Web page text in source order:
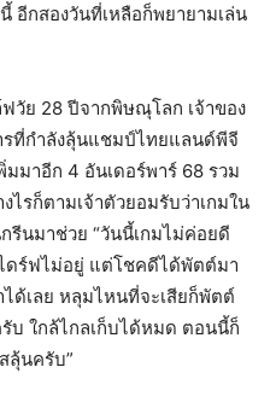
อีกสองวันที่เหลือก็พยายามเล่น
วัย 28 ปีจากพิษณุโลก เจ้าของ
ที่กำลังลุ้นแชมป์ไทยแลนด์พีจี
มมาอีก 4 อันเดอร์พาร์ 68 รวม
ไรก็ตามเจ้าตัวยอมรับว่าเกมใน
นมาช่วย “วันนี้เกมไม่ค่อยดี
ดร์ฟไม่อยู่ แต่โชคดีได้พัตต์มา
ด้เลย หลุมไหนที่จะเสียก็พัตต์
บ ใกล้ไกลเก็บได้หมด ตอนนี้ก็
ลุ้นครับ”